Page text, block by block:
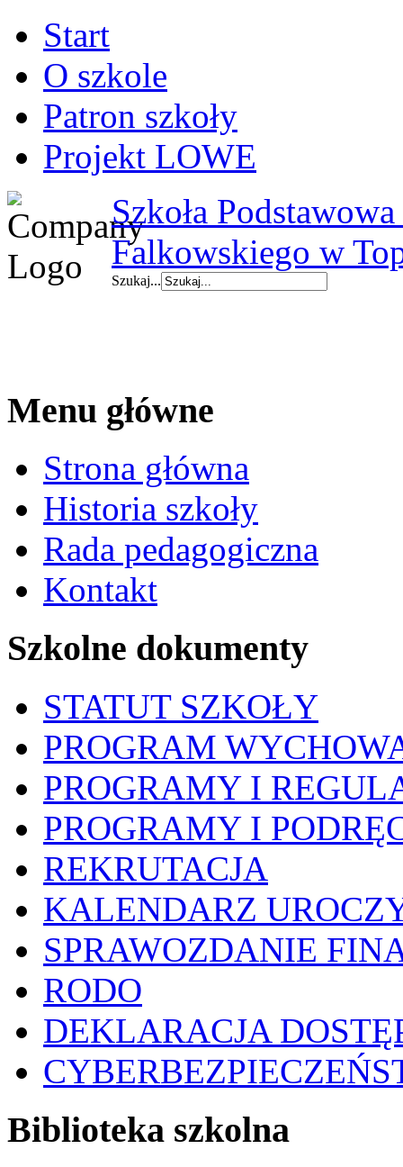
Start
O szkole
Patron szkoły
Projekt LOWE
Szkoła
Falkowskiego w
Szukaj...
Menu główne
Strona główna
Historia szkoły
Rada pedagogiczna
Kontakt
Szkolne dokumenty
STATUT SZKOŁY
PROGRAM
PROGRAMY I
PROGRAMY I
REKRUTACJA
KALENDARZ
SPRAWOZDANIE
RODO
DEKLARACJA
Biblioteka szkolna